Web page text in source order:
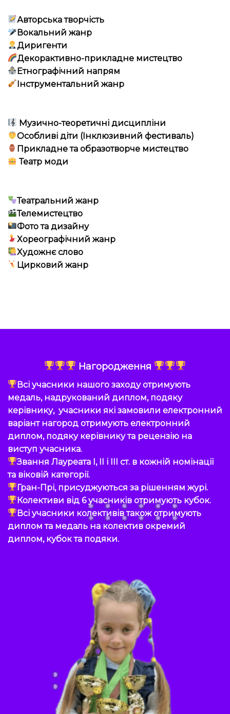
Авторська творчість
Вокальний жанр
Диригенти
Декорактивно-прикладне мистецтво
Етнографічний напрям
Інструментальний жанр
Музично-теоретичні дисципліни
Особливі діти (Інклюзивний фестиваль)
Прикладне та образотворче мистецтво
Театр моди
Театральний жанр
Телемистецтво
Фото та дизайну
Хореографічний жанр
Художнє слово
Цирковий жанр
Нагородження
Всі учасники нашого заходу отримують
медаль, надрукований диплом, подяку
керівнику, учасники які замовили електронний
варіант нагород отримують електронний
диплом, подяку керівнику та рецензію на
виступ учасника.
Звання Лауреата I, II і III ст. в кожній номінації
та віковій категорії.
Гран-Прі, присуджуються за рішенням журі.
Колективи від 6 учасників отримують кубок.
Всі учасники колективів також отримують
диплом та медаль на колектив окремий
диплом, кубок та подяки.